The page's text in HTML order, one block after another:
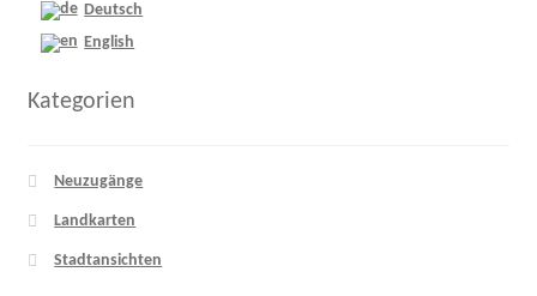
Deutsch
English
Kategorien
Neuzugänge
Landkarten
Stadtansichten